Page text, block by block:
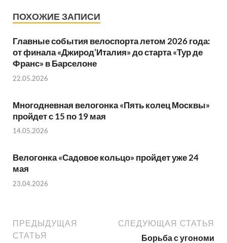
ПОХОЖИЕ ЗАПИСИ
Главные события велоспорта летом 2026 года:
от финала «Джирод’Италия» до старта «Тур де
Франс» в Барселоне
22.05.2026
Многодневная велогонка «Пять колец Москвы»
пройдет с 15 по 19 мая
14.05.2026
Велогонка «Садовое кольцо» пройдет уже 24
мая
23.04.2026
ПРЕДЫДУЩАЯ
СТАТЬЯ
СЛЕДУЮЩАЯ СТАТЬЯ
Борьба с угономи